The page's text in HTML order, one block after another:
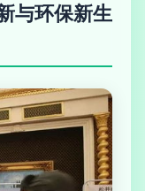
与环保新生